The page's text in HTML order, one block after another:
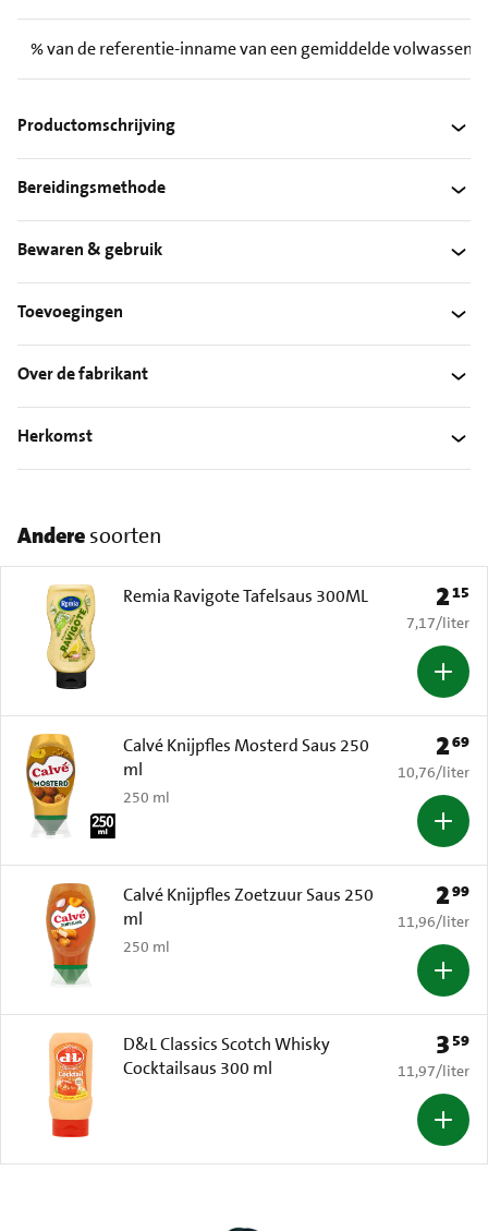
% van de referentie-inname van een gemiddelde
Productomschrijving
Bereidingsmethode
Bewaren & gebruik
Toevoegingen
Over de fabrikant
Herkomst
Anderesoorten
Remia Ravigote Tafelsaus 300ML Prijs:
215
€ 7,17 per
7,17/liter
Calvé Knijpfles Mosterd Saus 250
ml
250 ml
Prijs:
269
€ 10,76 per
10,76/liter
Calvé Knijpfles Zoetzuur Saus 250
ml
250 ml
Prijs:
299
€ 11,96 per
11,96/liter
D&L Classics Scotch Whisky
Cocktailsaus 300 ml
Prijs:
3 59
€ 11,97 per
11,97/liter